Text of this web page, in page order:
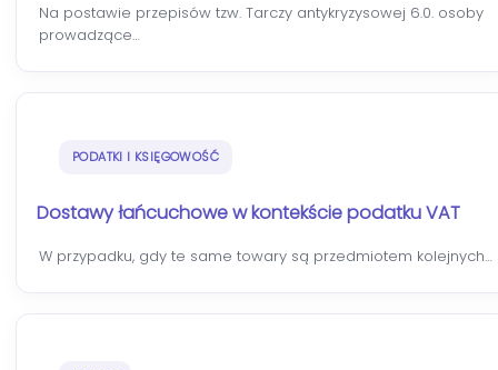
Na postawie przepisów tzw. Tarczy antykryzysowej 6.0. osoby
prowadzące…
PODATKI I KSIĘGOWOŚĆ
Dostawy łańcuchowe w kontekście podatku VAT
W przypadku, gdy te same towary są przedmiotem kolejnych…